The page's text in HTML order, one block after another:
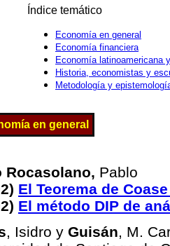
Índice temático
Economía en general
Economía financiera
Economía latinoamericana
Historia, economistas y
Metodología y
en general
Rocasolano, Pablo
El Teorema de
El método DIP de
, Isidro y Guisán, M.